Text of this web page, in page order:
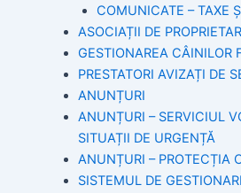
COMUNICATE – TAXE
ASOCIAȚII DE
GESTIONAREA CÂINILOR
PRESTATORI AVIZAȚI DE
ANUNȚURI
ANUNȚURI – SERVICIUL
SITUAȚII DE URGENȚĂ
ANUNȚURI – PROTECȚIA
SISTEMUL DE